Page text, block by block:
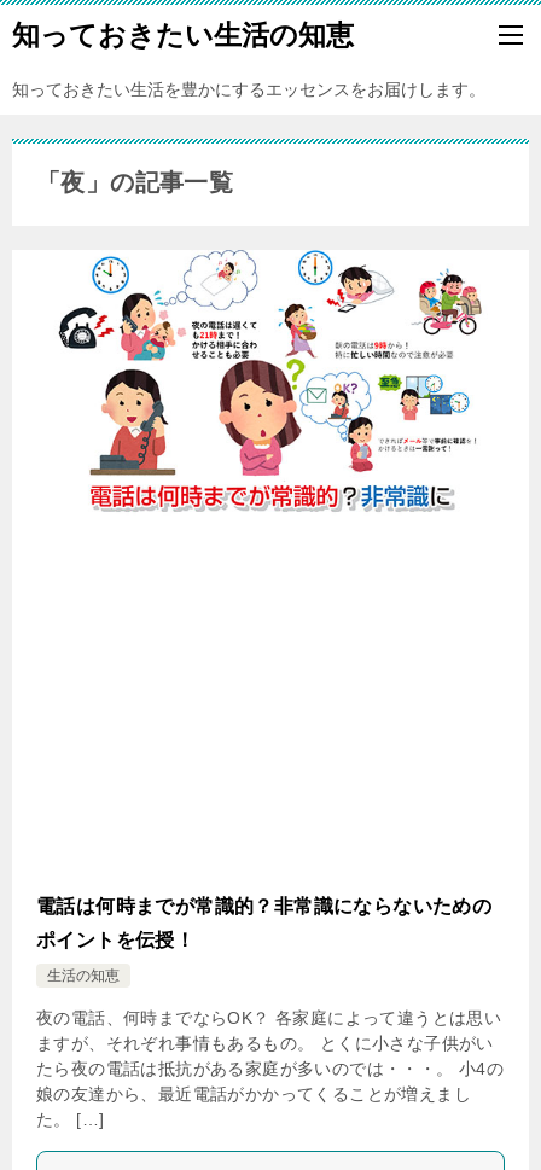
知っておきたい生活の知恵
知っておきたい生活を豊かにするエッセンスをお届けします。
「夜」の記事一覧
電話は何時までが常識的？非常識にならないための
ポイントを伝授！
生活の知恵
夜の電話、何時までならOK？ 各家庭によって違うとは思い
ますが、それぞれ事情もあるもの。 とくに小さな子供がい
たら夜の電話は抵抗がある家庭が多いのでは・・・。 小4の
娘の友達から、最近電話がかかってくることが増えまし
た。 […]